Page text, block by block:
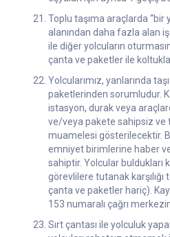
Toplu taşıma araçlarda “bir
alanından daha fazla alan
ile diğer yolcuların
çanta ve paketler ile
Yolcularımız, yanlarında
paketlerinden sorumludur.
istasyon, durak veya
ve/veya pakete sahipsiz ve
muamelesi gösterilecektir.
emniyet birimlerine haber
sahiptir. Yolcular buldukları
görevlilere tutanak
çanta ve paketler hariç).
153 numaralı çağrı
Sırt çantası ile yolculuk